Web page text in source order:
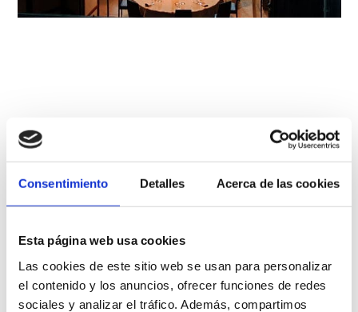
Consentimiento Detalles Acerca de las cookies
Esta página web usa cookies
Las cookies de este sitio web se usan para personalizar
el contenido y los anuncios, ofrecer funciones de redes
sociales y analizar el tráfico. Además, compartimos